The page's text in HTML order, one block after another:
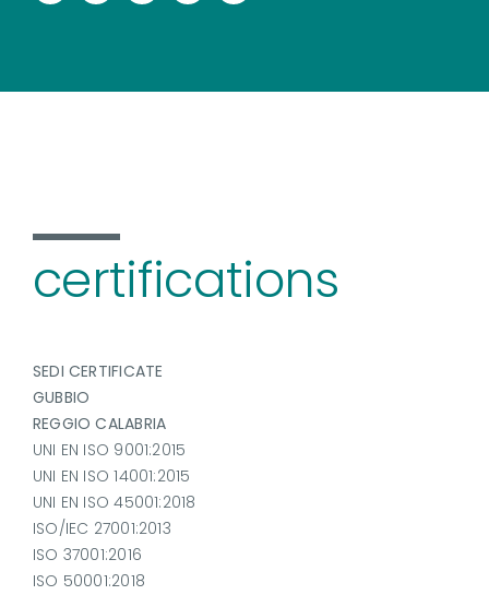
certifications
SEDI CERTIFICATE
GUBBIO
REGGIO CALABRIA
UNI EN ISO 9001:2015
UNI EN ISO 14001:2015
UNI EN ISO 45001:2018
ISO/IEC 27001:2013
ISO 37001:2016
ISO 50001:2018